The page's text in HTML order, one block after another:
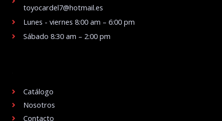
toyocardel7@hotmail.es
Lunes - viernes 8:00 am – 6:00 pm
Sábado 8:30 am – 2:00 pm
Catálogo
Nosotros
Contacto